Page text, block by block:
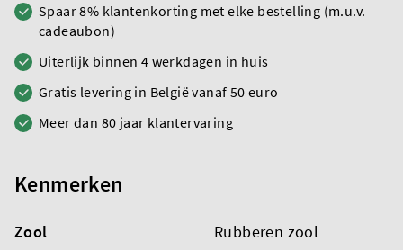
Spaar 8% klantenkorting met elke bestelling (m.u.v.
cadeaubon)
Uiterlijk binnen 4 werkdagen in huis
Gratis levering in België vanaf 50 euro
Meer dan 80 jaar klantervaring
Kenmerken
Zool Rubberen zool